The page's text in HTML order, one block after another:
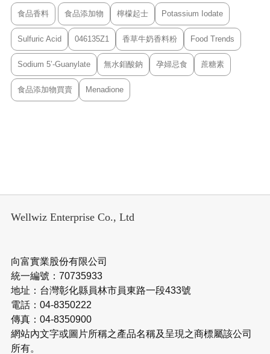
食品香料 食品添加物 檸檬起士 Potassium Iodate
Sulfuric Acid 046135Z1 香草牛奶香料粉 Food Trends
Sodium 5’-Guanylate 無水鉬酸鈉 孕婦忌食 蔗糖素
食品添加物買賣 Menadione
Wellwiz Enterprise Co., Ltd
向富實業股份有限公司
統一編號：70735933
地址：台灣彰化縣員林市員東路一段433號
電話：04-8350222
傳真：04-8350900
網站內文字或圖片所稱之產品名稱及呈現之商標屬該公司
所有。